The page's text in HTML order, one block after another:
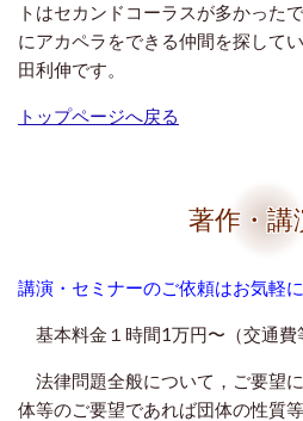
トはセカンドコーラスが多かった
にアカペラをできる仲間を探して
田利伸です。
トップページへ戻る
著作・講
講演・セミナーのご依頼はお気軽
基本料金１時間1万円〜（交通費
法律問題全般について，ご要望
体等のご要望であれば団体の性質